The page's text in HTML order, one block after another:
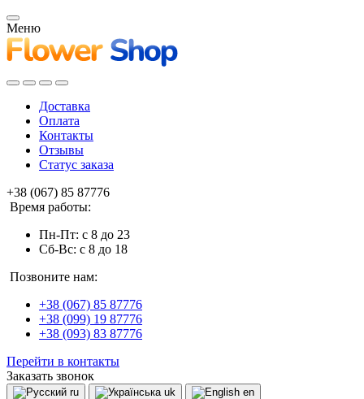
Меню
Доставка
Оплата
Контакты
Отзывы
Статус заказа
+38 (067) 85 87776
Время работы:
Пн-Пт: с 8 до 23
Сб-Вс: с 8 до 18
Позвоните нам:
+38 (067) 85 87776
+38 (099) 19 87776
+38 (093) 83 87776
Перейти в контакты
Заказать звонок
ru uk
en